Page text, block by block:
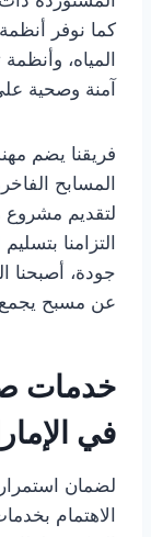
كما نوفر
المياه،
آمنة وصحية
فريقنا يضم
المسابح
لتقديم مشروع
التزامنا
جودة، أصبحنا
عن مسبح يجمع
خدمات
في
لضمان
الاهتمام